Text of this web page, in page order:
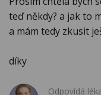
teď někdy? a jak to
a mám tedy zkusit
díky
Odpovídá